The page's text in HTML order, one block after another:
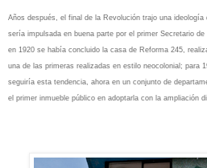
Años después, el final de la Revolución trajo una
sería impulsada en buena parte por el primer Secretario
en 1920 se había concluido la casa de Reforma 245,
una de las primeras realizadas en estilo neocolonial; para
seguiría esta tendencia, ahora en un conjunto de
el primer inmueble público en adoptarla con la ampliación